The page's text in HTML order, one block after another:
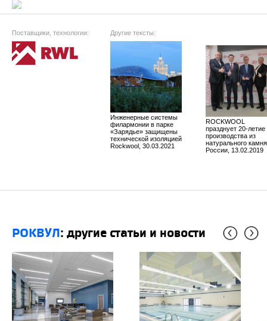
Поставщики, технологии: Другие тексты:
Инженерные системы
филармонии в парке
«Зарядье» защищены
технической изоляцией
Rockwool, 30.03.2021
ROCKWOOL
празднует 20-летие
производства из
натурального
России, 13.02.2019
РОКВУЛ: другие статьи и новости